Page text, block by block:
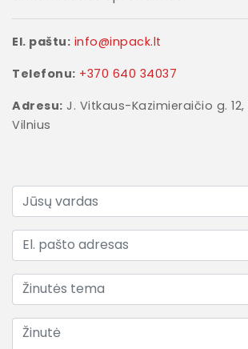
El. paštu: info@inpack.lt
Telefonu: +370 640 34037
Adresu: J. Vitkaus-Kazimieraičio g.
Vilnius